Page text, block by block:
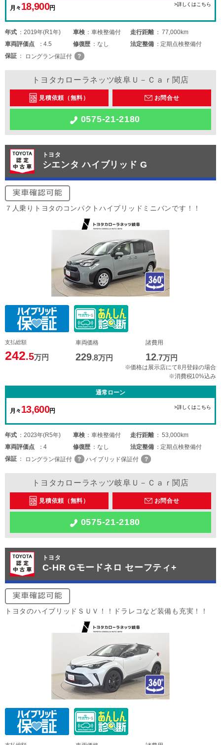
月々 18,900円
>詳しくはこちら
年式 2019年(R1年) 車検 車検整備付 走行距離
77,000km
車両評価点 4.5 修復歴 なし 法定整備
定期点検整備付
保証
ロングラン保証付
トヨタカローラネッツ岐阜Ｕ－Ｃａｒ関店
見積依頼（無料） お問合せ
0575-21-2180
トヨタ
シエンタ ハイブリッド G
７人乗りトヨタのコンパクトハイブリッドミニバンです！！
支払総額
242.5万円
車両価格
229.8万円
諸費用
12.7万円
※価格は展示店にて8月登録の場合
※消費税10%込み
通常ローン
月々 13,600円
>詳しくはこちら
年式 2023年(R5年) 車検 車検整備付 走行距離
53,000km
車両評価点 4 修復歴 なし 法定整備
定期点検整備付
保証
ロングラン保証付 ハイブリッド保証付
トヨタカローラネッツ岐阜Ｕ－Ｃａｒ関店
見積依頼（無料） お問合せ
0575-21-2180
トヨタ
C-HR Gモードネロ セーフティ+
トヨタのハイブリッドＳＵＶ！！ドラレコなど装備も充実！！